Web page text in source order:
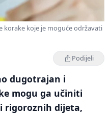
korake koje je moguće održavati
Podijeli
dugotrajan i
mogu ga učiniti
rigoroznih dijeta,